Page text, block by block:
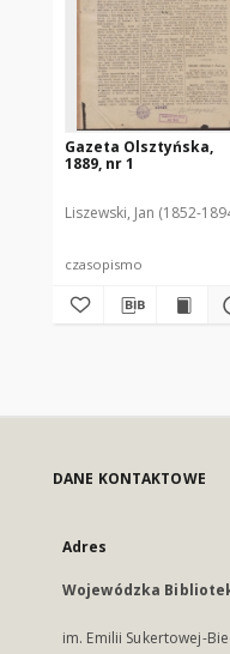
Gazeta Olsztyńska,
1889, nr 1
Liszewski, Jan (1852-
czasopismo
DANE KONTAKTOWE
Adres
Wojewódzka
im. Emilii Sukertowej-